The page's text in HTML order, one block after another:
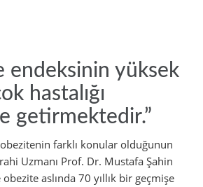
endeksinin yüksek
hastalığı
getirmektedir.”
farklı konular olduğunun
Uzmanı Prof. Dr. Mustafa Şahin
aslında 70 yıllık bir geçmişe